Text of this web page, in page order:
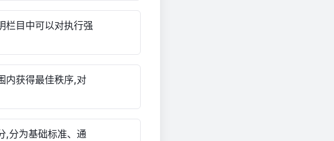
栏目中可以对执行强
内获得最佳秩序,对
,分为基础标准、通